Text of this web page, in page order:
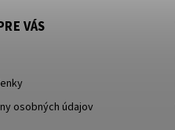
VÁS
osobných údajov